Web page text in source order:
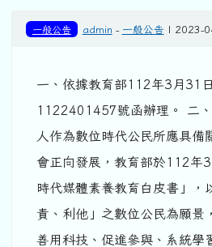
一般公告 admin - 一般公告 | 2023-
一、依據教育部112年3月31
1122401457號函辦理。 二
人作為數位時代公民所應具備
會正向發展，教育部於112年
時代媒體素養教育白皮書」，
責、利他」之數位公民為願景
善用科技、促進參與、系統學